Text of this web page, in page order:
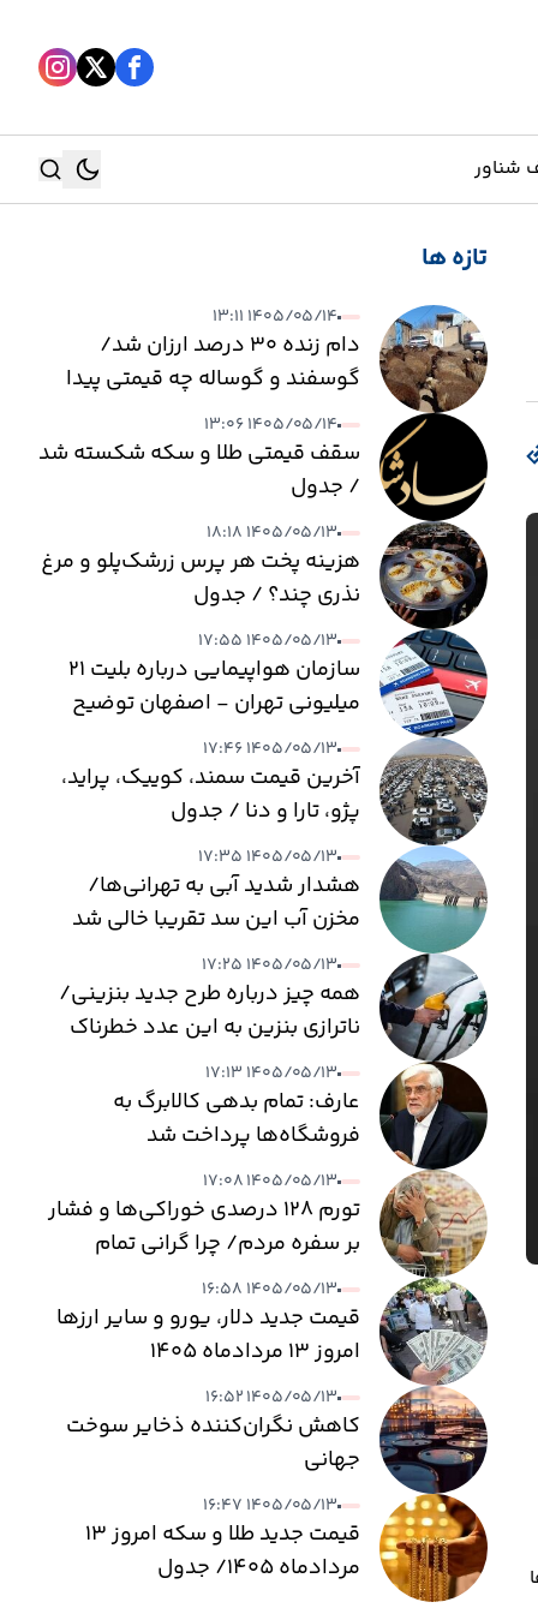
شناور
جستجو
تازه ها
۱۴۰۵/۰۵/۱۴ ۱۳:۱۱
دام زنده ۳۰ درصد ارزان شد/
گوسفند و گوساله چه قیمتی پیدا
کرد؟
۱۴۰۵/۰۵/۱۴ ۱۳:۰۶
سقف قیمتی طلا و سکه شکسته شد
/ جدول
۱۴۰۵/۰۵/۱۳ ۱۸:۱۸
هزینه پخت هر پرس زرشک‌پلو و مرغ
نذری چند؟ / جدول
۱۴۰۵/۰۵/۱۳ ۱۷:۵۵
سازمان هواپیمایی درباره بلیت ۲۱
میلیونی تهران - اصفهان توضیح
داد۱۴۰۵/۰۵/۱۳ ۱۷:۴۶
آخرین قیمت سمند، کوییک، پراید،
پژو، تارا و دنا / جدول
۱۴۰۵/۰۵/۱۳ ۱۷:۳۵
هشدار شدید آبی به تهرانی‌ها/
مخزن آب این سد تقریبا خالی شد
۱۴۰۵/۰۵/۱۳ ۱۷:۲۵
همه چیز درباره طرح جدید بنزینی/
ناترازی بنزین به این عدد خطرناک
می‌رسد
۱۴۰۵/۰۵/۱۳ ۱۷:۱۳
عارف: تمام بدهی کالابرگ به
فروشگاه‌ها پرداخت شد
۱۴۰۵/۰۵/۱۳ ۱۷:۰۸
تورم ۱۲۸ درصدی خوراکی‌ها و فشار
بر سفره مردم/ چرا گرانی تمام
نمی‌شود؟
۱۴۰۵/۰۵/۱۳ ۱۶:۵۸
قیمت جدید دلار، یورو و سایر ارزها
امروز ۱۳ مردادماه ۱۴۰۵
۱۴۰۵/۰۵/۱۳ ۱۶:۵۲
کاهش نگران‌کننده ذخایر سوخت
جهانی
۱۴۰۵/۰۵/۱۳ ۱۶:۴۷
قیمت جدید طلا و سکه امروز ۱۳
مردادماه ۱۴۰۵/ جدول